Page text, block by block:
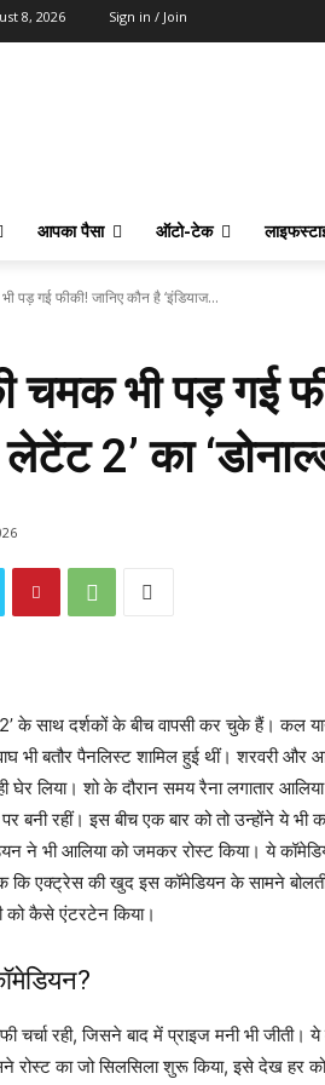
8, 2026 Sign in / Join
आपका पैसा ऑटो-टेक
पड़ गई फीकी! जानिए कौन है ‘इंडियाज...
चमक भी पड़ गई
2’ का
के साथ दर्शकों के बीच वापसी कर चुके हैं। कल
भी बतौर पैनलिस्ट शामिल हुई थीं। शरवरी और
घेर लिया। शो के दौरान समय रैना लगातार
बनी रहीं। इस बीच एक बार को तो उन्होंने ये
ने भी आलिया को जमकर रोस्ट किया। ये
कि एक्ट्रेस की खुद इस कॉमेडियन के सामने
कैसे एंटरटेन किया।
रही, जिसने बाद में प्राइज मनी भी जीती। ये
का जो सिलसिला शुरू किया, इसे देख हर